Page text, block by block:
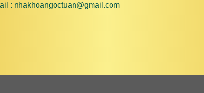
: nhakhoangoctuan@gmail.com